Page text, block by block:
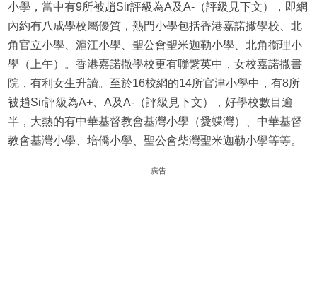
小學，當中有9所被趙Sir評級為A及A-（評級見下文），即網
內約有八成學校屬優質，熱門小學包括香港嘉諾撒學校、北
角官立小學、滬江小學、聖公會聖米迦勒小學、北角衞理小
學（上午）。香港嘉諾撒學校更有聯繫英中，女校嘉諾撒書
院，有利女生升讀。至於16校網的14所官津小學中，有8所
被趙Sir評級為A+、A及A-（評級見下文），好學校數目逾
半，大熱的有中華基督教會基灣小學（愛蝶灣）、中華基督
教會基灣小學、培僑小學、聖公會柴灣聖米迦勒小學等等。
廣告